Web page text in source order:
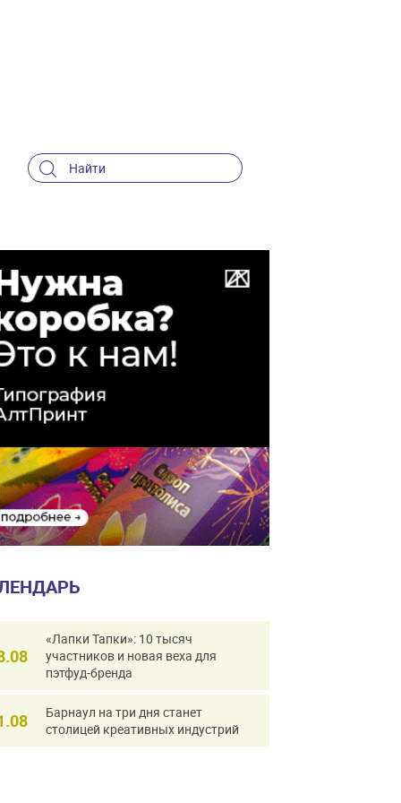
«Лапки Тапки»: 10 тысяч
участников и новая веха для
пэтфуд-бренда
Барнаул на три дня станет
столицей креативных индустрий